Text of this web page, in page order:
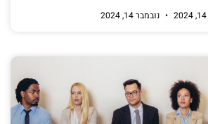
נובמבר 14, 2024